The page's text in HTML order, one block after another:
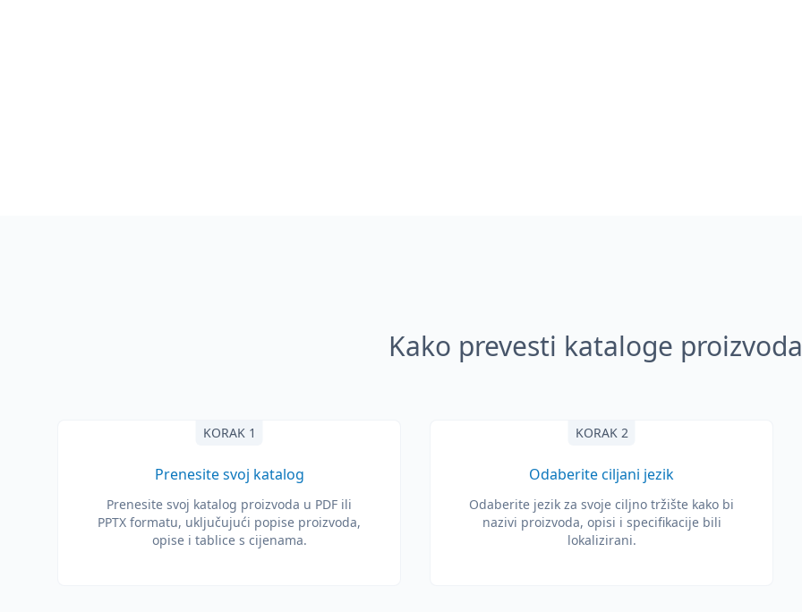
Kako prevesti kataloge
KORAK 1
Prenesite svoj katalog
Prenesite svoj katalog proizvoda u PDF ili
PPTX formatu, uključujući popise proizvoda,
opise i tablice s cijenama.
KORAK 2
Odaberite ciljani jezik
Odaberite jezik za svoje ciljno tržište kako bi
nazivi proizvoda, opisi i specifikacije bili
lokalizirani.